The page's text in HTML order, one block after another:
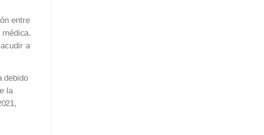
entre
a
debido
la